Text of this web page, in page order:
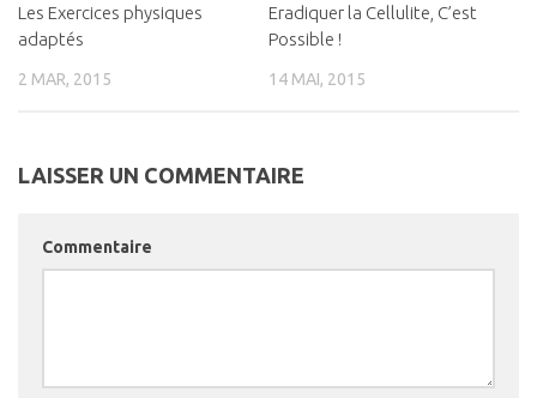
Les Exercices physiques
adaptés
2 MAR, 2015
Eradiquer la Cellulite, C’est
Possible !
14 MAI, 2015
LAISSER UN COMMENTAIRE
Commentaire